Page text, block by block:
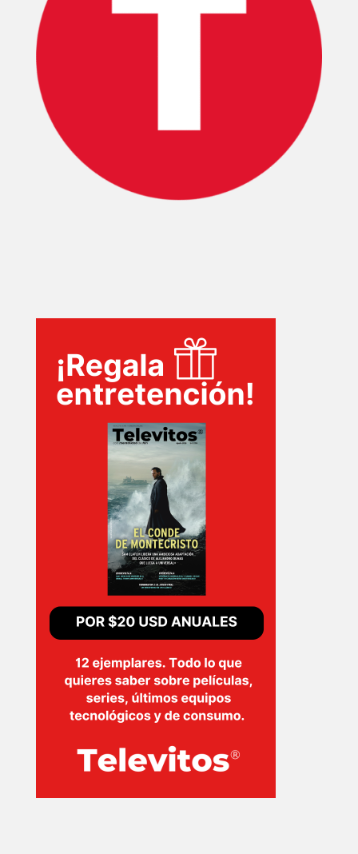
TECNOVITOS